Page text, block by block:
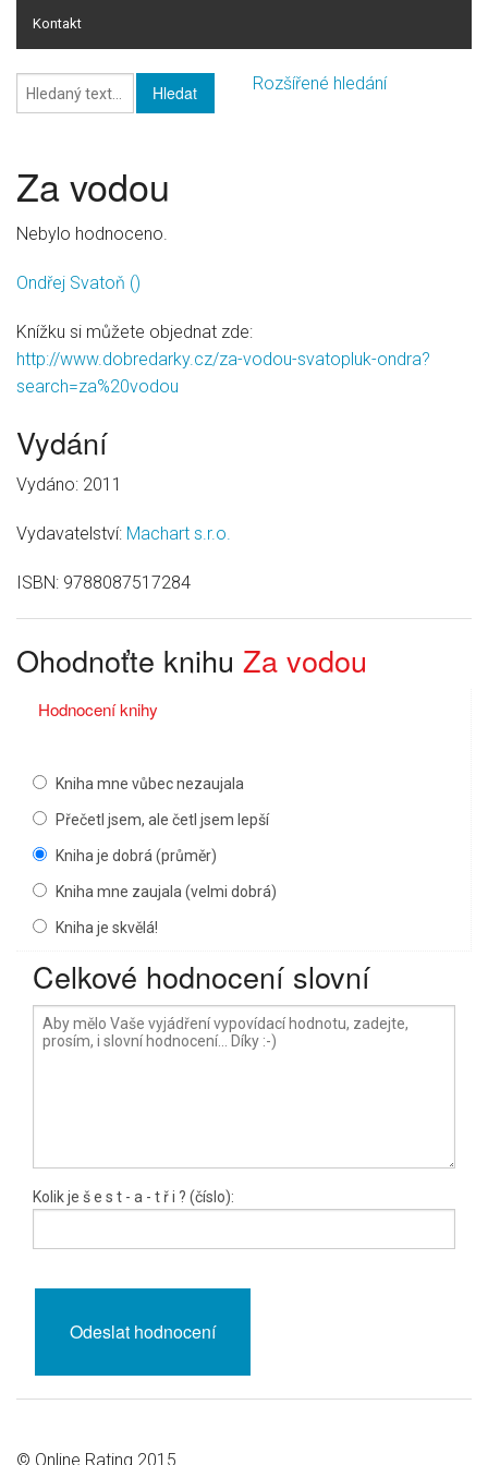
Kontakt
Online rating
Rozšířené hledání
Za vodou
Nebylo hodnoceno.
Ondřej Svatoň ()
Knížku si můžete objednat zde:
http://www.dobredarky.cz/za-vodou-svatopluk-ondra?
search=za%20vodou
Vydání
Vydáno: 2011
Vydavatelství: Machart s.r.o.
ISBN: 9788087517284
Ohodnoťte knihu Za vodou
Hodnocení knihy
Kniha mne vůbec nezaujala
Přečetl jsem, ale četl jsem lepší
Kniha je dobrá (průměr)
Kniha mne zaujala (velmi dobrá)
Kniha je skvělá!
Celkové hodnocení slovní
Kolik je š e s t - a - t ř i ? (číslo):
© Online Rating 2015